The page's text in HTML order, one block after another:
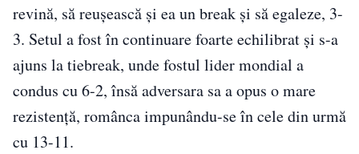
revină, să reuşească şi ea un break şi să egaleze, 3-
3. Setul a fost în continuare foarte echilibrat şi s-a
ajuns la tiebreak, unde fostul lider mondial a
condus cu 6-2, însă adversara sa a opus o mare
rezistenţă, românca impunându-se în cele din urmă
cu 13-11.